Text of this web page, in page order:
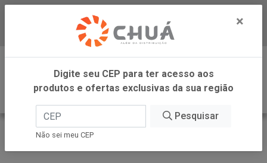
Baixe já nosso APP
0
INÍCIO
SC JOHNSON
×
Digite seu CEP para ter acesso aos
produtos e ofertas exclusivas da sua região
Pesquisar
Não sei meu CEP